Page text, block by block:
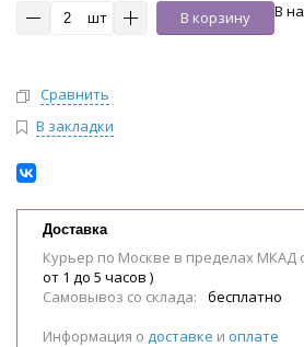
шт В корзину В
Сравнить
В закладки
Доставка
Курьер по Москве в пределах МКАД
от 1 до 5 часов )
Самовывоз со склада:
бесплатно
Информация о доставке и оплате